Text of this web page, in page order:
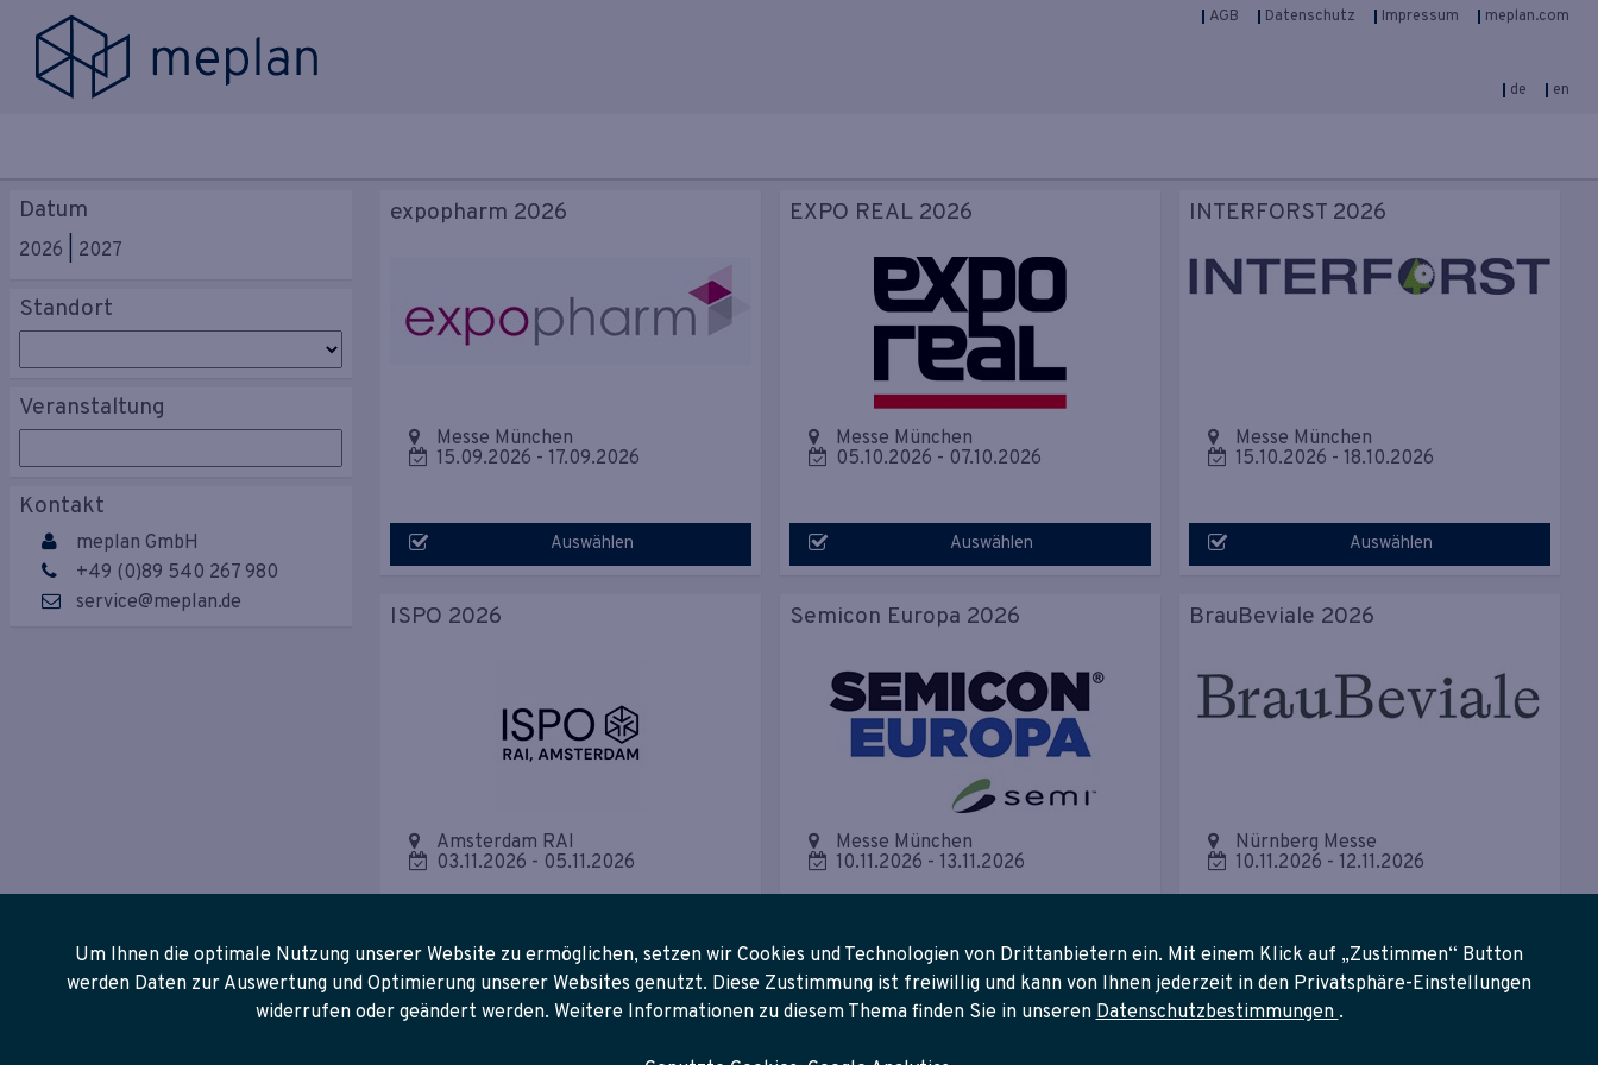
AGB Datenschutz Impressum meplan.com
de en
Datum
2026 2027
Standort
Veranstaltung
Kontakt
meplan GmbH
+49 (0)89 540 267 980
service@meplan.de
expopharm 2026
Messe München
15.09.2026 - 17.09.2026
Auswählen
EXPO REAL 2026
Messe München
05.10.2026 - 07.10.2026
Auswählen
INTERFORST 2026
Messe München
15.10.2026 - 18.10.2026
Auswählen
ISPO 2026
Amsterdam RAI
03.11.2026 - 05.11.2026
Auswählen
Semicon Europa 2026
Messe München
10.11.2026 - 13.11.2026
Auswählen
BrauBeviale 2026
Nürnberg Messe
10.11.2026 - 12.11.2026
Auswählen
electronica 2026
Heim+Handwerk/FOOD&LIFE
BAU 2027
Um Ihnen die optimale Nutzung unserer Website zu ermöglichen, setzen wir Cookies und Technologien von Drittanbietern ein. Mit einem Klick auf „Zustimmen“ Button
werden Daten zur Auswertung und Optimierung unserer Websites genutzt. Diese Zustimmung ist freiwillig und kann von Ihnen jederzeit in den Privatsphäre-Einstellungen
widerrufen oder geändert werden. Weitere Informationen zu diesem Thema finden Sie in unserenDatenschutzbestimmungen.